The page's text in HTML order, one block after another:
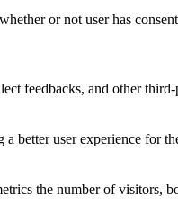
or not user has
feedbacks, and other third-
better user experience for
the number of visitors,